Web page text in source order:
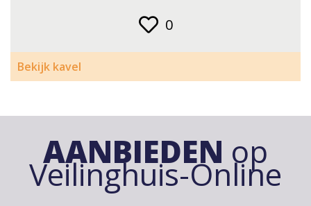
0
Bekijk kavel
AANBIEDEN op
Veilinghuis-Online